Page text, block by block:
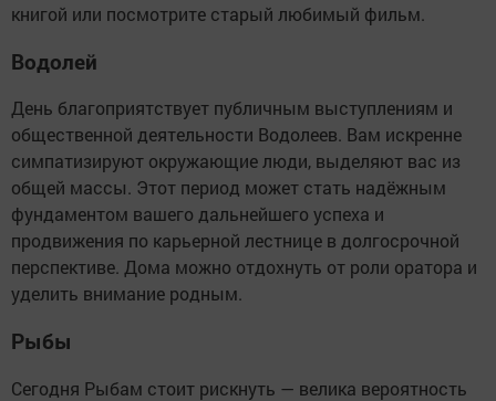
книгой или посмотрите старый любимый фильм.
Водолей
День благоприятствует публичным выступлениям и
общественной деятельности Водолеев. Вам искренне
симпатизируют окружающие люди, выделяют вас из
общей массы. Этот период может стать надёжным
фундаментом вашего дальнейшего успеха и
продвижения по карьерной лестнице в долгосрочной
перспективе. Дома можно отдохнуть от роли оратора и
уделить внимание родным.
Рыбы
Сегодня Рыбам стоит рискнуть — велика вероятность